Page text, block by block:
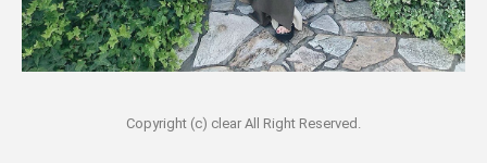
Copyright (c) clear All Right Reserved.